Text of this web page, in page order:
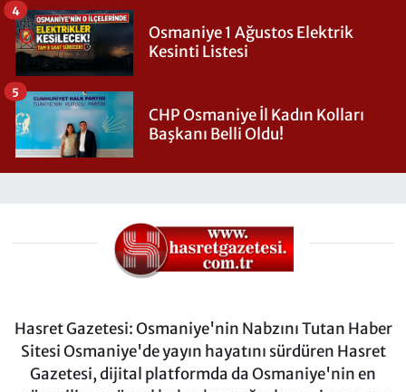
Osmaniye 1 Ağustos Elektrik
Kesinti Listesi
4
CHP Osmaniye İl Kadın Kolları
Başkanı Belli Oldu!
5
Hasret Gazetesi: Osmaniye'nin Nabzını Tutan Haber
Sitesi Osmaniye'de yayın hayatını sürdüren Hasret
Gazetesi, dijital platformda da Osmaniye'nin en